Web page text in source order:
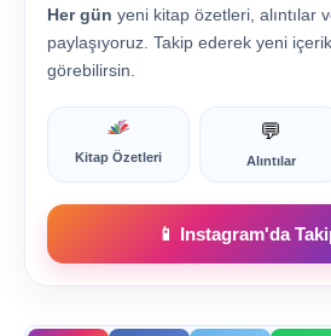
Her gün yeni kitap özetleri, alıntılar
paylaşıyoruz. Takip ederek yeni
görebilirsin.
Kitap Özetleri
💬
Alıntılar
📱 Instagram'da